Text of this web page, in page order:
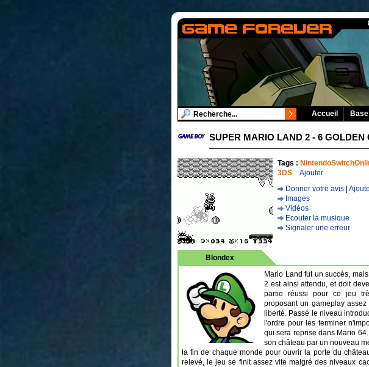
Accueil
SUPER MARIO LAND 2 - 6 GOLDEN
Tags :
3DS
Ajouter
Donner votre avis
Images
Vidéos
Ecouter la musique
Signaler une erreur
Blondex
Mario Land fut un succès,
2 est ainsi attendu, et doit
partie réussi pour ce jeu
proposant un gameplay
liberté. Passé le niveau
l'ordre pour les terminer
qui sera reprise dans Mario
son château par un nouveau
la fin de chaque monde pour ouvrir la porte du
relevé, le jeu se finit assez vite malgré des niveaux